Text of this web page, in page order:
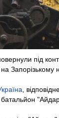
повернули під
Запорізькому
,